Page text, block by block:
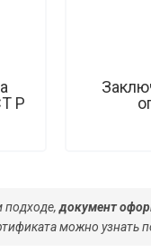
Р
подходе,документ
можно узнать